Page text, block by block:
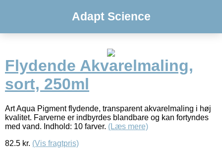
Adapt Science
Flydende Akvarelmaling,
sort, 250ml
Art Aqua Pigment flydende, transparent akvarelmaling i høj
kvalitet. Farverne er indbyrdes blandbare og kan fortyndes
med vand. Indhold: 10 farver. (Læs mere)
82.5 kr. (Vis fragtpris)